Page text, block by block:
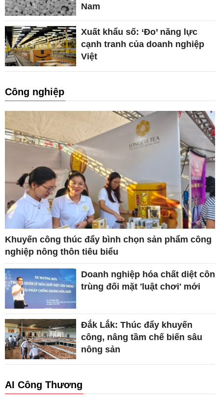
Nam
Xuất khẩu số: ‘Đo’ năng lực
cạnh tranh của doanh nghiệp
Việt
Công nghiệp
Khuyến công thúc đẩy bình chọn sản phẩm công
nghiệp nông thôn tiêu biểu
Doanh nghiệp hóa chất diệt côn
trùng đối mặt 'luật chơi' mới
Đắk Lắk: Thúc đẩy khuyến
công, nâng tầm chế biến sâu
nông sản
AI Công Thương